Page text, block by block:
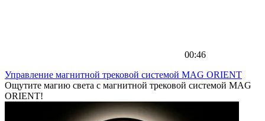
00:46
Управление магнитной трековой системой MAG ORIENT
Ощутите магию света с магнитной трековой системой MAG
ORIENT!